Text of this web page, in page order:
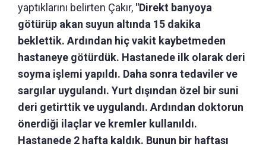
yaptıklarını belirten Çakır, "Direkt banyoya
götürüp akan suyun altında 15 dakika
beklettik. Ardından hiç vakit kaybetmeden
hastaneye götürdük. Hastanede ilk olarak deri
soyma işlemi yapıldı. Daha sonra tedaviler ve
sargılar uygulandı. Yurt dışından özel bir suni
deri getirttik ve uygulandı. Ardından doktorun
önerdiği ilaçlar ve kremler kullanıldı.
Hastanede 2 hafta kaldık. Bunun bir haftası